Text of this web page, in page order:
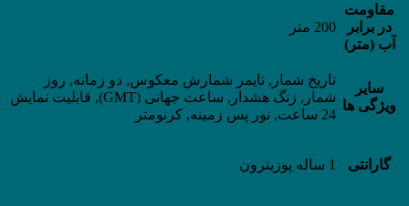
مقاومت
در برابر
آب (متر)
200 متر
سایر
ویژگی ها
تاریخ شمار, تایمر شمارش معکوس, دو زمانه, روز
شمار, زنگ هشدار, ساعت جهانی (GMT), قابلیت نمایش
24 ساعت, نور پس زمینه, کرنومتر
گارانتی 1 ساله پوزیترون